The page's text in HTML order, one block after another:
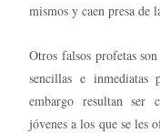
mismos y caen presa de
Otros falsos profetas
sencillas e inmediatas
embargo resultan ser
jóvenes a los que se les